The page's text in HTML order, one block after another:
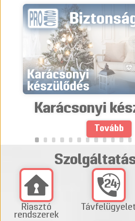
Karácsonyi
Tovább
Riasztó
rendszerek